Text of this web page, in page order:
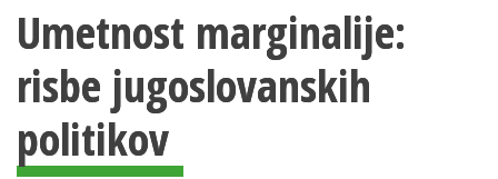
Zaposleni
Povezave
Varstvo osebnih podatkov
Katalog informacij javnega značaja
Umetnost marginalije:
risbe jugoslovanskih
politikov